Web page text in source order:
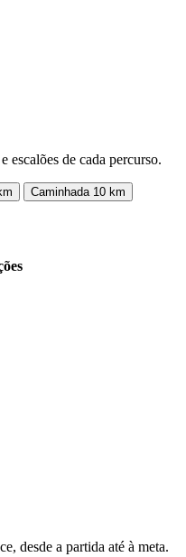
escalões de cada percurso.
Caminhada 10 km
desde a partida até à meta.